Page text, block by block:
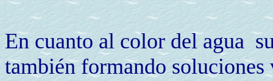
En cuanto al color del agua
también formando soluciones